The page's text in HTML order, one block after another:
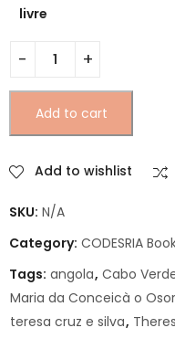
livre
Universidades
Add to cart
Add to wishlist
SKU: N/A
Category: CODESRIA
Tags: angola, Cabo
Maria da Conceicà o
teresa cruz e silva,